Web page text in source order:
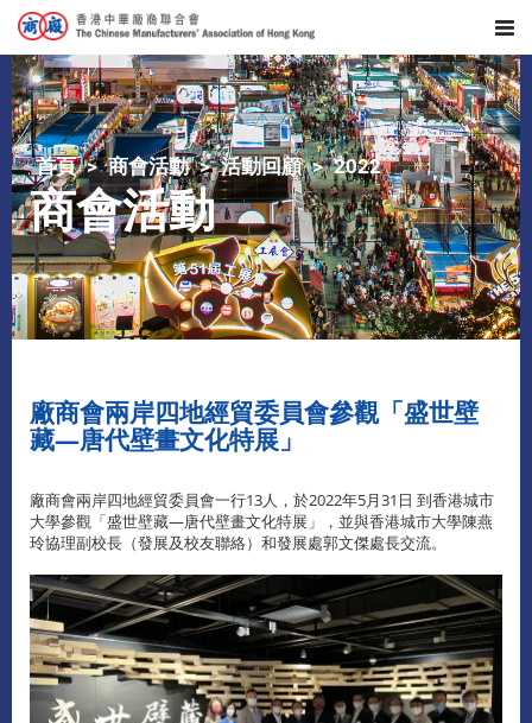
首頁 商會活動 活動回顧 2022
商會活動
廠商會兩岸四地經貿委員會參觀「盛世壁
藏—唐代壁畫文化特展」
廠商會兩岸四地經貿委員會一行13人，於2022年5月31日 到香港城市
大學參觀「盛世壁藏—唐代壁畫文化特展」，並與香港城市大學陳燕
玲協理副校長（發展及校友聯絡）和發展處郭文傑處長交流。